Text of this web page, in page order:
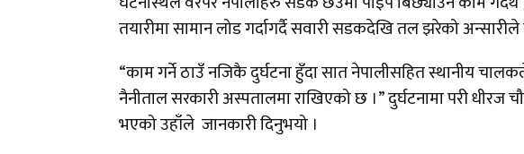
तयारीमा सामान लोड गर्दागर्दै सवारी सडकदेखि तल झरेको
“काम गर्ने ठाउँ नजिकै दुर्घटना हुँदा सात नेपालीसहित स्थानीय
नैनीताल सरकारी अस्पतालमा राखिएको छ ।” दुर्घटनामा परी धीरज
भएको उहाँले जानकारी दिनुभयो ।